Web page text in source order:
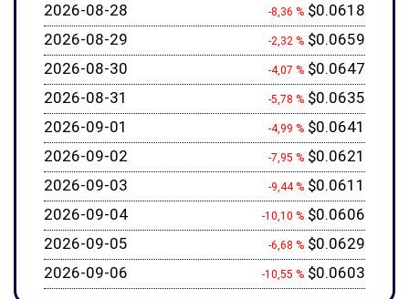
2026-08-28
-8,36 % $0.0618
2026-08-29
-2,32 % $0.0659
2026-08-30
-4,07 % $0.0647
2026-08-31
-5,78 % $0.0635
2026-09-01
-4,99 % $0.0641
2026-09-02
-7,95 % $0.0621
2026-09-03
-9,44 % $0.0611
2026-09-04
-10,10 % $0.0606
2026-09-05
-6,68 % $0.0629
2026-09-06
-10,55 % $0.0603